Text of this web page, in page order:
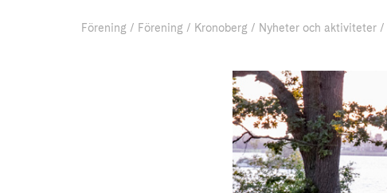
Förening Förening Kronoberg Nyheter och aktiviteter